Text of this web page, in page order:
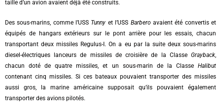
taille d’un avion avaient déjà été construits.
Des sous-marins, comme l’USS Tunny et l’USS Barbero avaient été convertis et
équipés de hangars extérieurs sur le pont arrière pour les essais, chacun
transportant deux missiles Regulus-I. On a eu par la suite deux sous-marins
diesel-électriques lanceurs de missiles de croisière de la Classe Grayback,
chacun doté de quatre missiles, et un sous-marin de la Classe Halibut
contenant cinq missiles. Si ces bateaux pouvaient transporter des missiles
aussi gros, la marine américaine supposait qu’ils pouvaient également
transporter des avions pilotés.